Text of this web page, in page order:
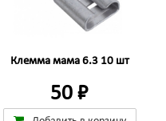
Клемма мама 6.3 10 шт
50 ₽